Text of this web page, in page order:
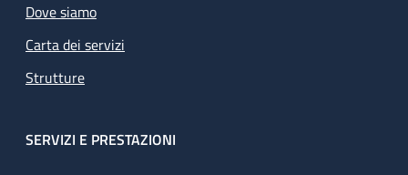
Dove siamo
Carta dei servizi
Strutture
SERVIZI E PRESTAZIONI